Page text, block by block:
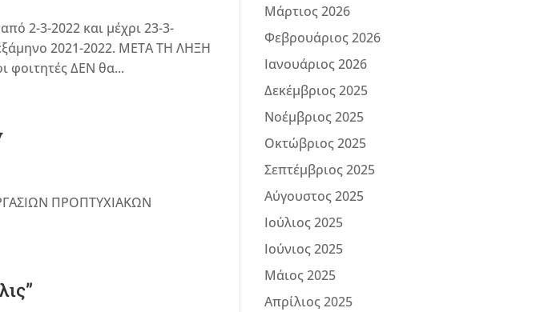
2-3-2022 και μέχρι 23-3-
2021-2022. ΜΕΤΑ ΤΗ ΛΗΞΗ
ΔΕΝ θα...
ΠΡΟΠΤΥΧΙΑΚΩΝ
Μάρτιος 2026
Φεβρουάριος 2026
Ιανουάριος 2026
Δεκέμβριος 2025
Νοέμβριος 2025
Οκτώβριος 2025
Σεπτέμβριος 2025
Αύγουστος 2025
Ιούλιος 2025
Ιούνιος 2025
Μάιος 2025
Απρίλιος 2025